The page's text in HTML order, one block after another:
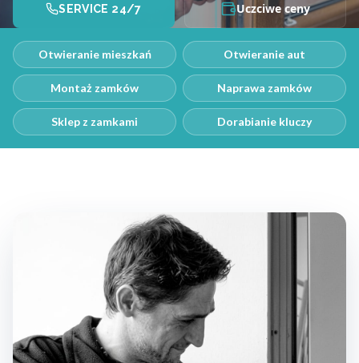
SERVICE 24/7 Uczciwe ceny
Otwieranie mieszkań Otwieranie aut
Montaż zamków Naprawa zamków
Sklep z zamkami Dorabianie kluczy